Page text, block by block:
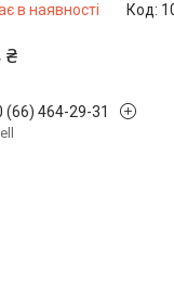
в наявності Код:
₴
(66) 464-29-31